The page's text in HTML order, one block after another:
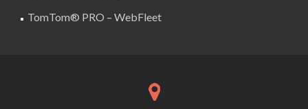
TomTom® PRO – WebFleet